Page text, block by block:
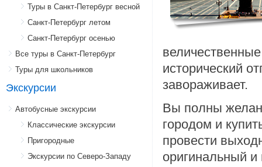
Туры в Санкт-Петербург весной
Санкт-Петербург летом
Санкт-Петербург осенью
Все туры в Санкт-Петербург
Туры для школьников
Экскурсии
Автобусные экскурсии
Классические экскурсии
Пригородные
Экскурсии по Северо-Западу
исторический
завораживает.
Вы полны
городом и
провести
оригинальный